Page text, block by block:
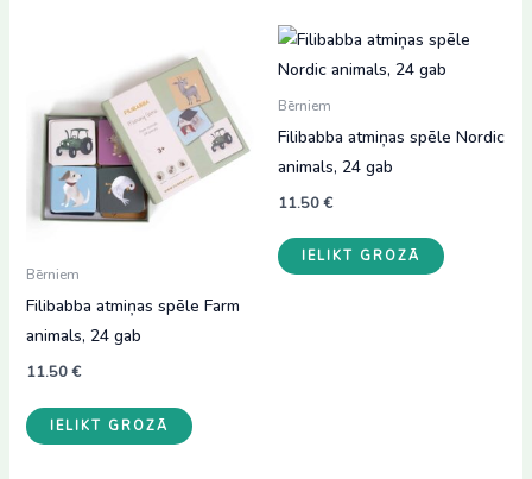
Bērniem
Filibabba atmiņas spēle Farm
animals, 24 gab
11.50€
IELIKT GROZĀ
Bērniem
Filibabba atmiņas spēle Nordic
animals, 24 gab
11.50€
IELIKT GROZĀ